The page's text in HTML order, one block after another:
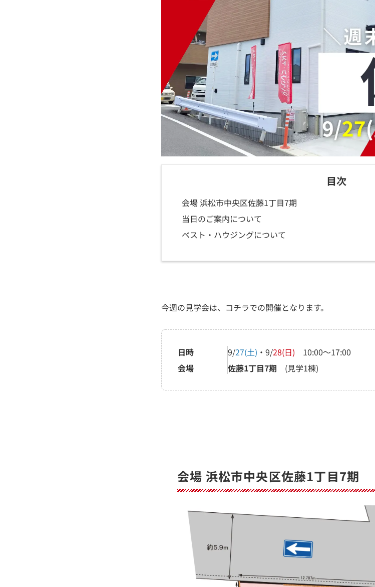
目次
会場 浜松市中央区佐藤1丁目7期
当日のご案内について
ベスト・ハウジングについて
今週の見学会は、コチラでの開催となります。
日時 9/27(土) ・9/28(日) 10:00～17:00
会場
佐藤1丁目7期 (見学1棟)
会場 浜松市中央区佐藤1丁目7期